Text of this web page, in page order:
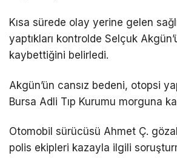
Kısa sürede olay yerine gelen
yaptıkları kontrolde Selçuk
kaybettiğini belirledi.
Akgün’ün cansız bedeni, otopsi
Bursa Adli Tıp Kurumu morguna
Otomobil sürücüsü Ahmet Ç.
polis ekipleri kazayla ilgili